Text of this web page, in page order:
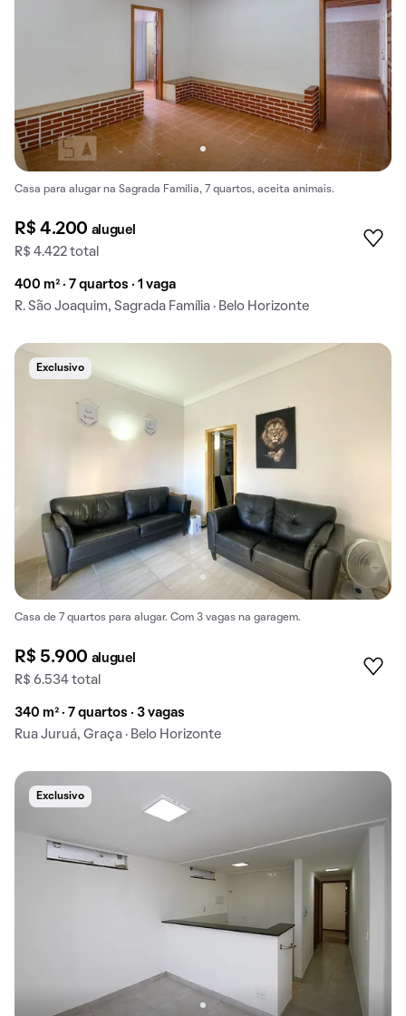
Casa para alugar na Sagrada Família, 7 quartos, aceita animais.
R$ 4.200 aluguel
R$ 4.422 total
400 m² · 7 quartos · 1 vaga
R. São Joaquim, Sagrada Família · Belo Horizonte
Exclusivo
Casa de 7 quartos para alugar. Com 3 vagas na garagem.
R$ 5.900 aluguel
R$ 6.534 total
340 m² · 7 quartos · 3 vagas
Rua Juruá, Graça · Belo Horizonte
Exclusivo